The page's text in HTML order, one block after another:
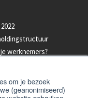
om je bezoek
(geanonimiseerd)
werknemers?
hoe werkt dat?
dat!